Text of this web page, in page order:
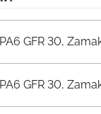
PA6 GFR 30,
PA6 GFR 30,